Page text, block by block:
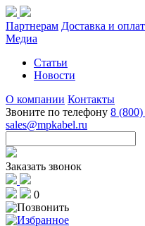
Партнерам Доставка и
Медиа
Статьи
Новости
О компании Контакты
Звоните по телефону 8
sales@mpkabel.ru
Заказать звонок
0